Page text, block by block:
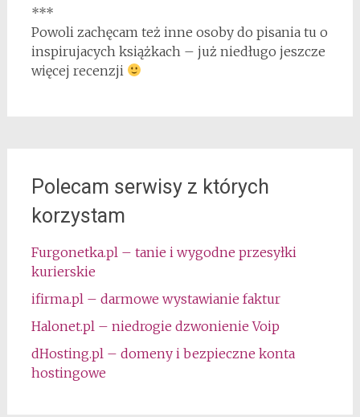
***
Powoli zachęcam też inne osoby do pisania tu o
inspirujacych książkach – już niedługo jeszcze
więcej recenzji
Polecam serwisy z których
korzystam
Furgonetka.pl – tanie i wygodne przesyłki
kurierskie
ifirma.pl – darmowe wystawianie faktur
Halonet.pl – niedrogie dzwonienie Voip
dHosting.pl – domeny i bezpieczne konta
hostingowe